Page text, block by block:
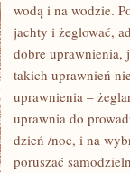
wodą i na wodzie.
jachty i żeglować,
dobre uprawnienia,
takich uprawnień
uprawnienia –
uprawnia do
dzień /noc, i na
poruszać